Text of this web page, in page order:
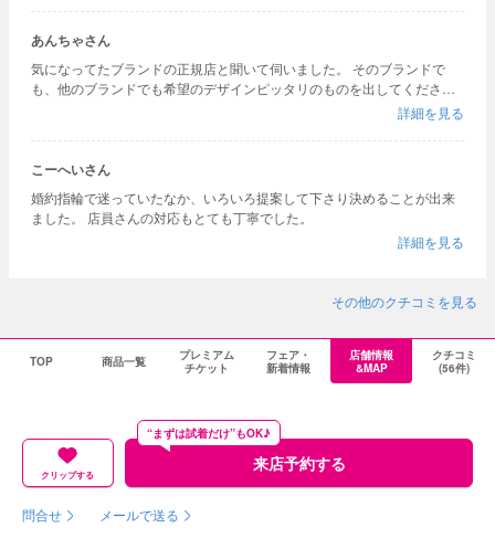
あんちゃさん
気になってたブランドの正規店と聞いて伺いました。 そのブランドで
も、他のブランドでも希望のデザインピッタリのものを出してくださる
とても知識豊富なスタッフさんがいらっしゃる所です。 いろんなものを
詳細を見る
こーへいさん
婚約指輪で迷っていたなか、いろいろ提案して下さり決めることが出来
ました。 店員さんの対応もとても丁寧でした。
詳細を見る
その他のクチコミを見る
TOP 商品一覧
プレミアム
チケット
フェア・
新着情報
店舗情報
&MAP
クチコミ
(56件)
クリップする
来店予約する
“まずは試着だけ”もOK♪
問合せ メールで送る